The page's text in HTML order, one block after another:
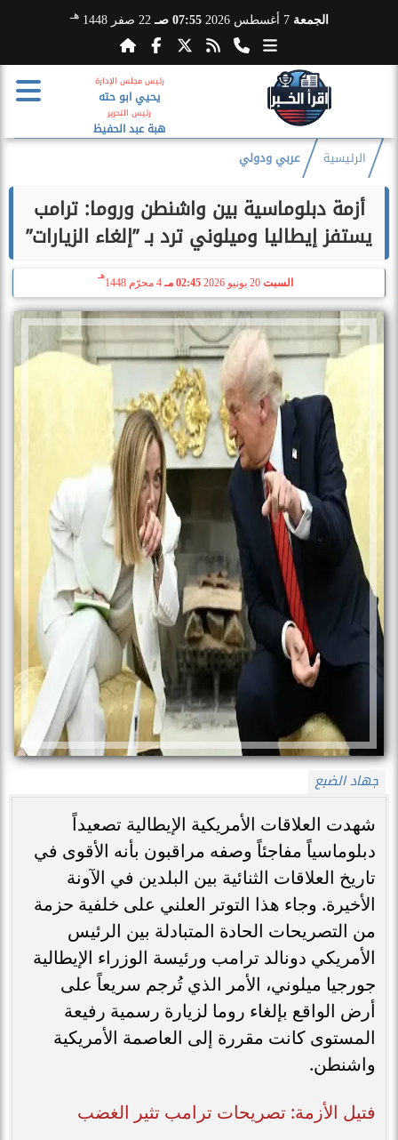
الجمعة 7 أغسطس 2026 07:55 صـ 22 صفر 1448 هـ
رئيس مجلس الإدارة
يحيي ابو حته
رئيس التحرير
هبة عبد الحفيظ
الرئيسية عربي ودولي
​أزمة دبلوماسية بين واشنطن وروما: ترامب
يستفز إيطاليا وميلوني ترد بـ ”إلغاء الزيارات”
السبت 02:45 مـ 4 محرّم 1448
هـ
جهاد الضبع
شهدت العلاقات الأمريكية الإيطالية تصعيداً
دبلوماسياً مفاجئاً وصفه مراقبون بأنه الأقوى في
تاريخ العلاقات الثنائية بين البلدين في الآونة
الأخيرة. وجاء هذا التوتر العلني على خلفية حزمة
من التصريحات الحادة المتبادلة بين الرئيس
الأمريكي دونالد ترامب ورئيسة الوزراء الإيطالية
جورجيا ميلوني، الأمر الذي تُرجم سريعاً على
أرض الواقع بإلغاء روما لزيارة رسمية رفيعة
المستوى كانت مقررة إلى العاصمة الأمريكية
واشنطن.
​فتيل الأزمة: تصريحات ترامب تثير الغضب